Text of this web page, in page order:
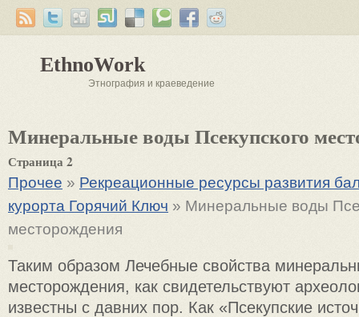
EthnoWork
Этнография и краеведение
Минеральные воды Псекупского
Страница 2
Прочее » Рекреационные ресурсы развития
курорта Горячий Ключ » Минеральные воды
месторождения
Таким образом Лечебные свойства
месторождения, как свидетельствуют
известны с давних пор. Как «Псекупские